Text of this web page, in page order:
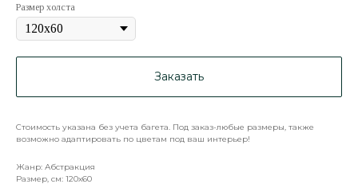
Размер холста
Заказать
Стоимость указана без учета багета. Под заказ-любые размеры, также
возможно адаптировать по цветам под ваш интерьер!
Жанр: Абстракция
Размер, см: 120х60